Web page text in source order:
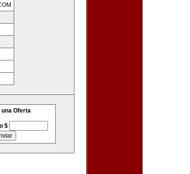
una Oferta
$